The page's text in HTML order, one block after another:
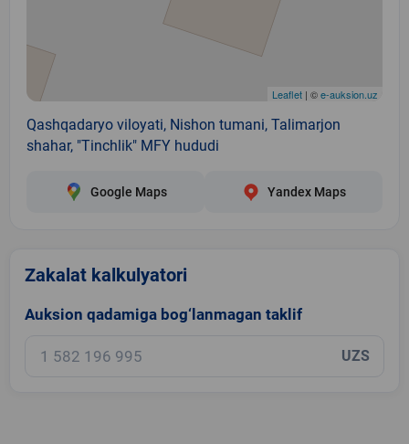
Leaflet | ©e-auksion.uz
Qashqadaryo viloyati, Nishon tumani, Talimarjon
shahar, "Tinchlik" MFY hududi
Google Maps Yandex Maps
Zakalat kalkulyatori
Auksion qadamiga bog‘lanmagan taklif
UZS